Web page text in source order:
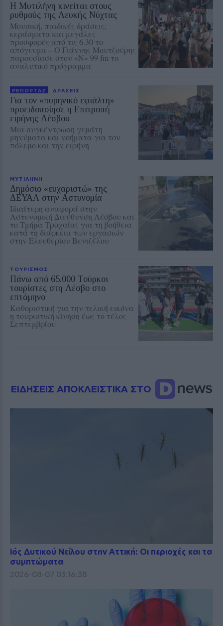
Η Μυτιλήνη κινείται στους
ρυθμούς της Λευκής Νύχτας
Μουσική, παιδικές δράσεις,
κεράσματα και μεγάλες
προσφορές από τις 6.30 το
απόγευμα – Ο Γιάννης Μουτζούρης
παρουσίασε στον «Ν» 99 fm το
αναλυτικό πρόγραμμα
ΡΕΠΟΡΤΑΖ ΔΡΑΣΕΙΣ
Για τον «πυρηνικό εφιάλτη»
προειδοποίησε η Επιτροπή
ειρήνης Λέσβου
Μια συγκέντρωση γεμάτη
μηνύματα και νοήματα για τον
πόλεμο και την ειρήνη
ΜΥΤΙΛΗΝΗ
Δημόσιο «ευχαριστώ» της
ΔΕΥΑΛ στην Αστυνομία
Ιδιαίτερη αναφορά στην
Αστυνομική Διεύθυνση Λέσβου και
το Τμήμα Τροχαίας για τη βοήθεια
κατά τη διάρκεια των εργασιών
στην Ελευθερίου Βενιζέλου
ΤΟΥΡΙΣΜΟΣ
Πάνω από 65.000 Τούρκοι
τουρίστες στη Λέσβο στο
επτάμηνο
Καθοριστική για την τελική εικόνα
η τουριστική κίνηση έως το τέλος
Σεπτεμβρίου
ΕΙΔΗΣΕΙΣ ΑΠΟΚΛΕΙΣΤΙΚΑ ΣΤΟ
Ιός Δυτικού Νείλου στην Αττική: Οι περιοχές και τα
συμπτώματα
2026-08-07 03:16:38